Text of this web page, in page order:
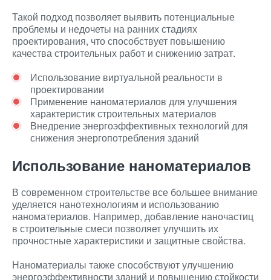
Такой подход позволяет выявить потенциальные
проблемы и недочеты на ранних стадиях
проектирования, что способствует повышению
качества строительных работ и снижению затрат.
Использование виртуальной реальности в
проектировании
Применение наноматериалов для улучшения
характеристик строительных материалов
Внедрение энергоэффективных технологий для
снижения энергопотребления зданий
Использование наноматериалов
В современном строительстве все большее внимание
уделяется нанотехнологиям и использованию
наноматериалов. Например, добавление наночастиц
в строительные смеси позволяет улучшить их
прочностные характеристики и защитные свойства.
Наноматериалы также способствуют улучшению
энергоэффективности зданий и повышению стойкости